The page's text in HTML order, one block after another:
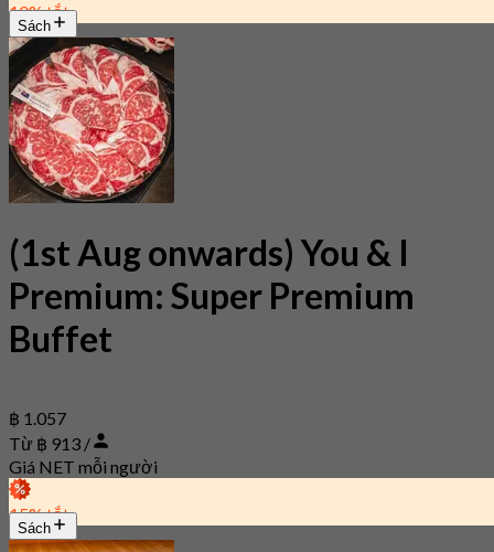
10% tắt
Sách
(1st Aug onwards) You & I
Premium: Super Premium
Buffet
฿ 1.057
Từ ฿ 913 /
Giá NET mỗi người
15% tắt
Sách